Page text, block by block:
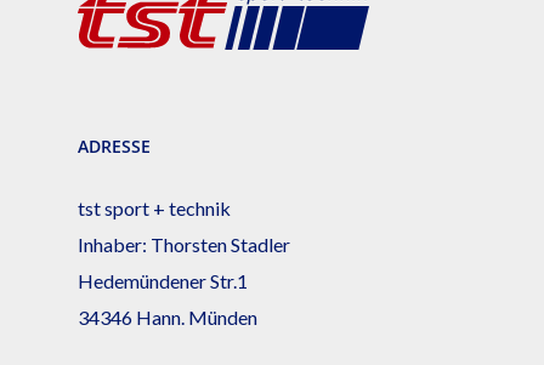
ADRESSE
tst sport + technik
Inhaber: Thorsten Stadler
Hedemündener Str.1
34346 Hann. Münden